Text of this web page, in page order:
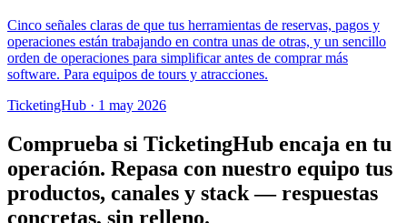
Cinco señales claras de que tus herramientas de reservas, pagos y
operaciones están trabajando en contra unas de otras, y un sencillo
orden de operaciones para simplificar antes de comprar más
software. Para equipos de tours y atracciones.
TicketingHub · 1 may 2026
Comprueba si TicketingHub encaja en tu
operación. Repasa con nuestro equipo tus
productos, canales y stack — respuestas
concretas, sin relleno.